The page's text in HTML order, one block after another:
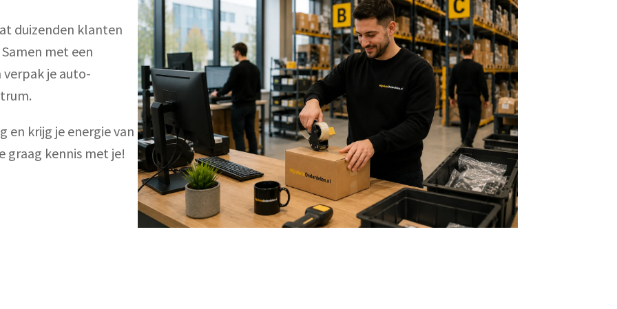
duizenden klanten
met een
je auto-
en krijg je energie van